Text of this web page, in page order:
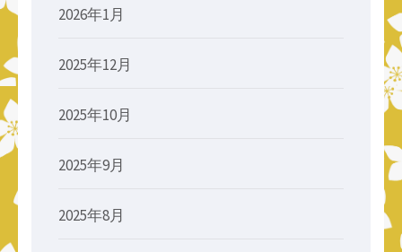
2026年1月
2025年12月
2025年10月
2025年9月
2025年8月